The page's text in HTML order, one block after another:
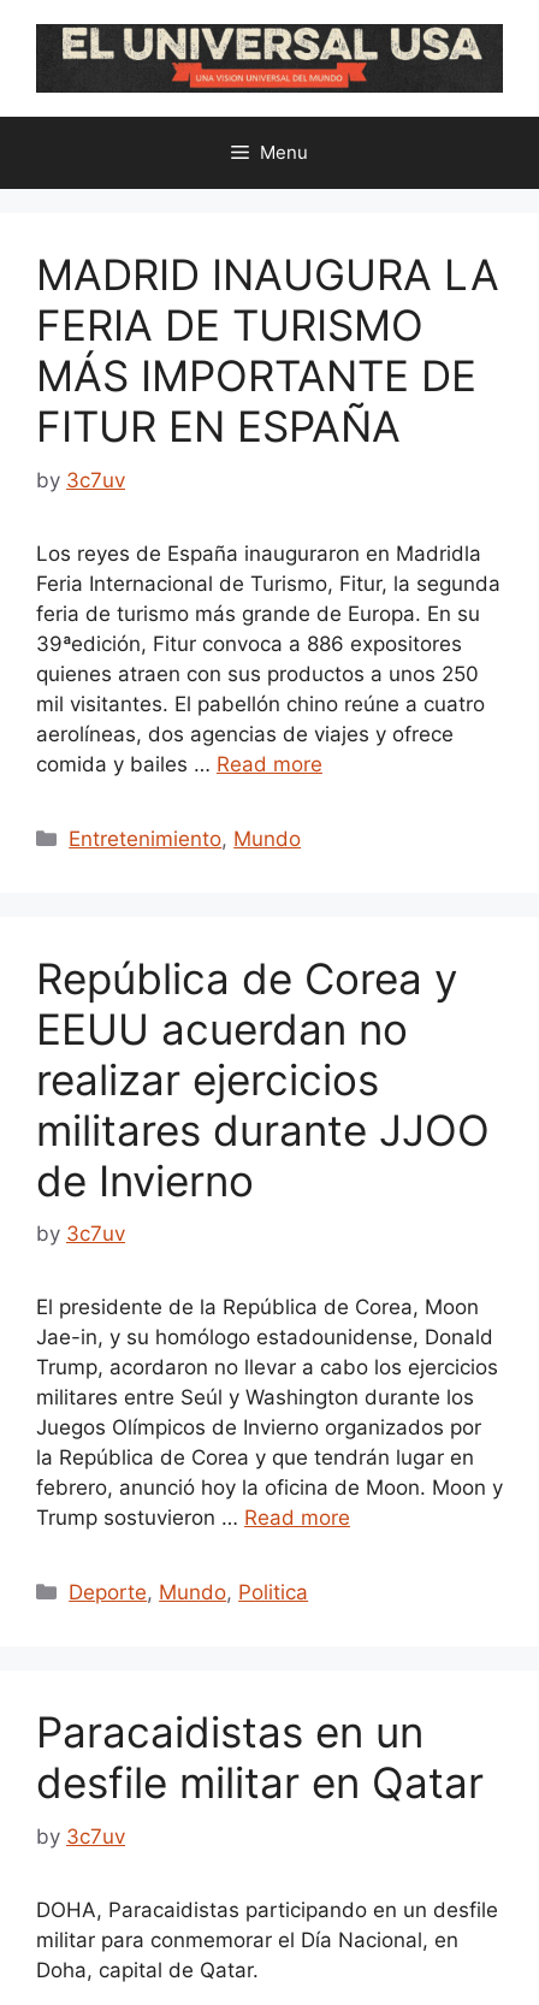
Menu
MADRID INAUGURA LA
FERIA DE TURISMO
MÁS IMPORTANTE DE
FITUR EN ESPAÑA
by 3c7uv
Los reyes de España inauguraron en Madridla
Feria Internacional de Turismo, Fitur, la segunda
feria de turismo más grande de Europa. En su
39ªedición, Fitur convoca a 886 expositores
quienes atraen con sus productos a unos 250
mil visitantes. El pabellón chino reúne a cuatro
aerolíneas, dos agencias de viajes y ofrece
comida y bailes … Read more
Categories
Entretenimiento, Mundo
República de Corea y
EEUU acuerdan no
realizar ejercicios
militares durante JJOO
de Invierno
by 3c7uv
El presidente de la República de Corea, Moon
Jae-in, y su homólogo estadounidense, Donald
Trump, acordaron no llevar a cabo los ejercicios
militares entre Seúl y Washington durante los
Juegos Olímpicos de Invierno organizados por
la República de Corea y que tendrán lugar en
febrero, anunció hoy la oficina de Moon. Moon y
Trump sostuvieron … Read more
Categories
Deporte, Mundo, Politica
Paracaidistas en un
desfile militar en Qatar
by 3c7uv
DOHA, Paracaidistas participando en un desfile
militar para conmemorar el Día Nacional, en
Doha, capital de Qatar.